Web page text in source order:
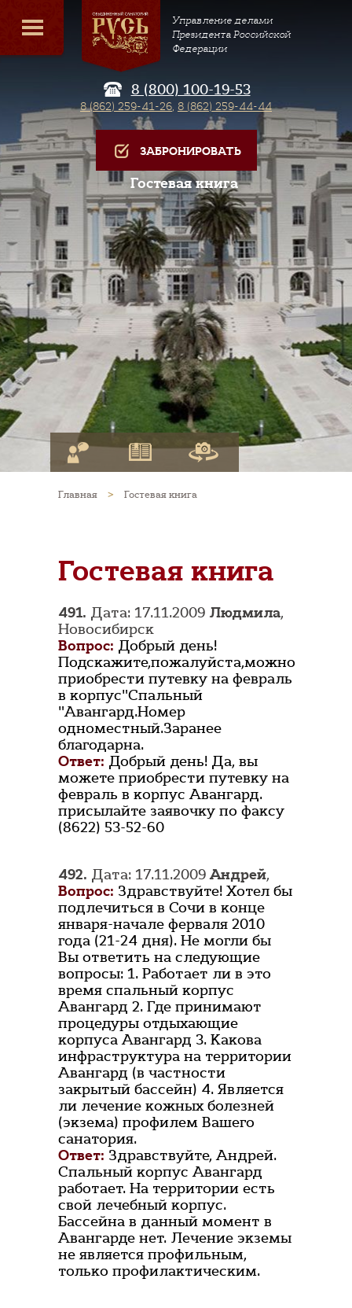
Управление делами
Президента Российской
Федерации
8 (800) 100-19-53
8 (862) 259-41-26, 8 (862) 259-44-44
ЗАБРОНИРОВАТЬ
Гостевая книга
Главная > Гостевая книга
Гостевая книга
491. Дата: 17.11.2009 Людмила,
Новосибирск
Вопрос: Добрый день!
Подскажите,пожалуйста,можно
приобрести путевку на февраль
в корпус"Спальный
"Авангард.Номер
одноместный.Заранее
благодарна.
Ответ: Добрый день! Да, вы
можете приобрести путевку на
февраль в корпус Авангард.
присылайте заявочку по факсу
(8622) 53-52-60
492. Дата: 17.11.2009Андрей,
Вопрос: Здравствуйте! Хотел бы
подлечиться в Сочи в конце
января-начале ферваля 2010
года (21-24 дня). Не могли бы
Вы ответить на следующие
вопросы: 1. Работает ли в это
время спальный корпус
Авангард 2. Где принимают
процедуры отдыхающие
корпуса Авангард 3. Какова
инфраструктура на территории
Авангард (в частности
закрытый бассейн) 4. Является
ли лечение кожных болезней
(экзема) профилем Вашего
санатория.
Ответ: Здравствуйте, Андрей.
Спальный корпус Авангард
работает. На территории есть
свой лечебный корпус.
Бассейна в данный момент в
Авангарде нет. Лечение экземы
не является профильным,
только профилактическим.